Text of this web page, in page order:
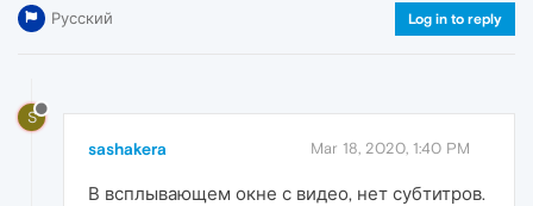
Русский Log in to reply
S
sashakera Mar 18, 2020, 1:40 PM
В всплывающем окне с видео, нет субтитров.